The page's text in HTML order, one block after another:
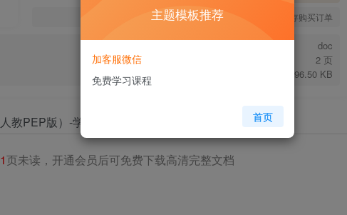
您当前未登录！建议登陆后购买，可保存购买订单
doc
2 页
196.50 KB
1页未读，开通会员后可免费下载高清完整文档
主题模板推荐
加客服微信
免费学习课程
首页